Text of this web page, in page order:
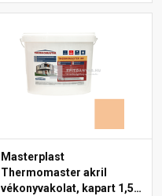
Masterplast
Thermomaster akril
vékonyvakolat, kapart 1,5